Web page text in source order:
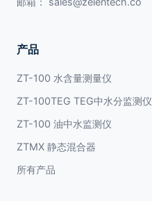
产品
ZT-100 水含量测量仪
ZT-100TEG TEG中水分监测仪
ZT-100 油中水监测仪
ZTMX 静态混合器
所有产品